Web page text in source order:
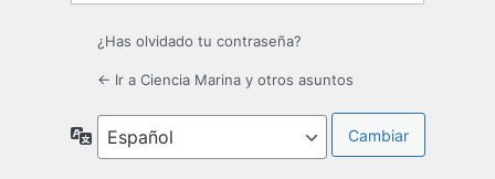
¿Has olvidado tu contraseña?
← Ir a Ciencia Marina y otros asuntos
Idioma